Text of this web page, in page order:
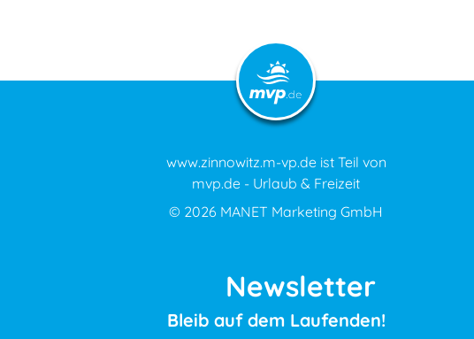
www.zinnowitz.m-vp.de ist Teil von
mvp.de - Urlaub & Freizeit
© 2026 MANET Marketing GmbH
Newsletter
Bleib auf dem Laufenden!